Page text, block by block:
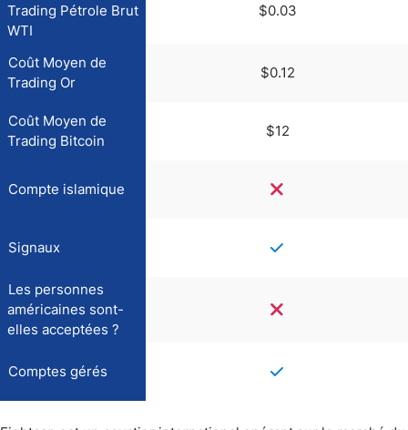
Trading Pétrole Brut
WTI
$0.03
Coût Moyen de
Trading Or
$0.12
Coût Moyen de
Trading Bitcoin
$12
Compte islamique
Signaux
Les personnes
américaines sont-
elles acceptées ?
Comptes gérés